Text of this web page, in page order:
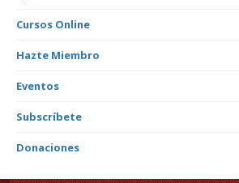
Cursos Online
Hazte Miembro
Eventos
Subscríbete
Donaciones